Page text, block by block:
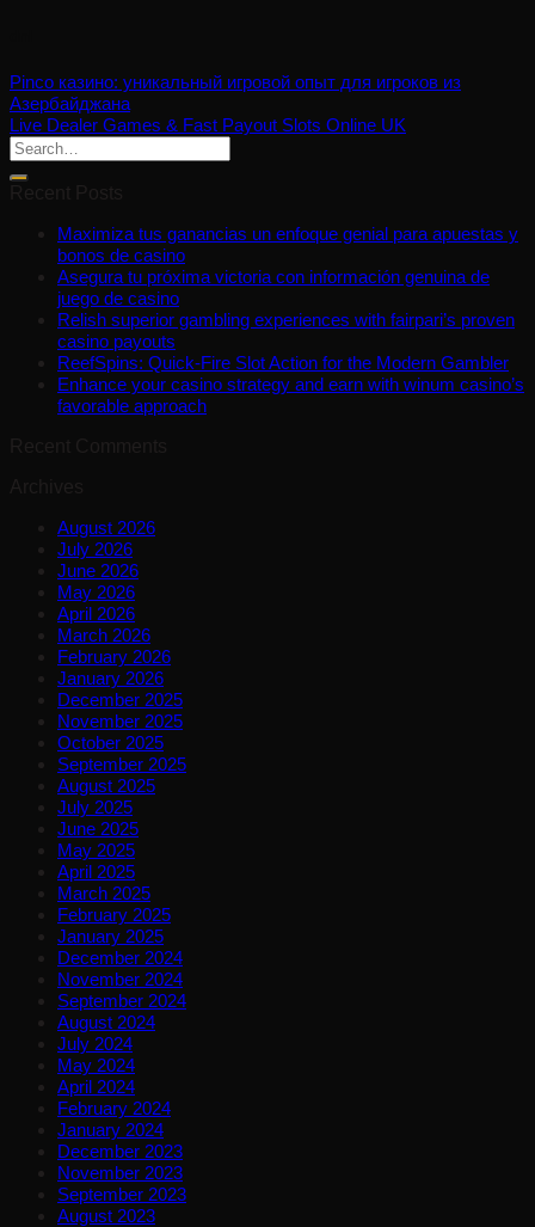
Pinco казино: уникальный игровой опыт для игроков из
Азербайджана
Live Dealer Games & Fast Payout Slots Online UK
Maximiza tus ganancias un enfoque genial para apuestas y
bonos de casino
Asegura tu próxima victoria con información genuina de
juego de casino
Relish superior gambling experiences with fairpari’s proven
casino payouts
ReefSpins: Quick‑Fire Slot Action for the Modern Gambler
Enhance your casino strategy and earn with winum casino’s
favorable approach
August 2026
July 2026
June 2026
May 2026
April 2026
March 2026
February 2026
January 2026
December 2025
November 2025
October 2025
September 2025
August 2025
July 2025
June 2025
May 2025
April 2025
March 2025
February 2025
January 2025
December 2024
November 2024
September 2024
August 2024
July 2024
May 2024
April 2024
February 2024
January 2024
December 2023
November 2023
September 2023
August 2023